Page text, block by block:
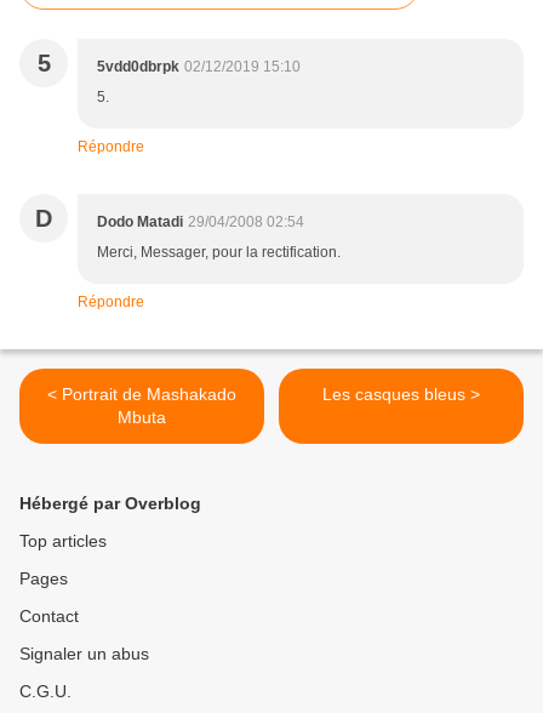
5 5vdd0dbrpk 02/12/2019 15:10
5.
Répondre
D Dodo Matadi 29/04/2008 02:54
Merci, Messager, pour la rectification.
Répondre
< Portrait de Mashakado
Mbuta
Les casques bleus >
Hébergé par Overblog
Top articles
Pages
Contact
Signaler un abus
C.G.U.